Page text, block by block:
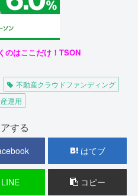
のはここだけ！TSON
不動産クラウドファンディング
運用
する
はてブ
LINE コピー